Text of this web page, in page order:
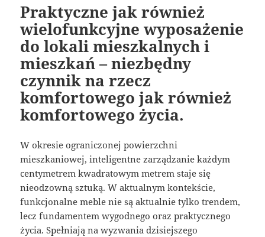
Praktyczne jak również
wielofunkcyjne wyposażenie
do lokali mieszkalnych i
mieszkań – niezbędny
czynnik na rzecz
komfortowego jak również
komfortowego życia.
W okresie ograniczonej powierzchni
mieszkaniowej, inteligentne zarządzanie każdym
centymetrem kwadratowym metrem staje się
nieodzowną sztuką. W aktualnym kontekście,
funkcjonalne meble nie są aktualnie tylko trendem,
lecz fundamentem wygodnego oraz praktycznego
życia. Spełniają na wyzwania dzisiejszego